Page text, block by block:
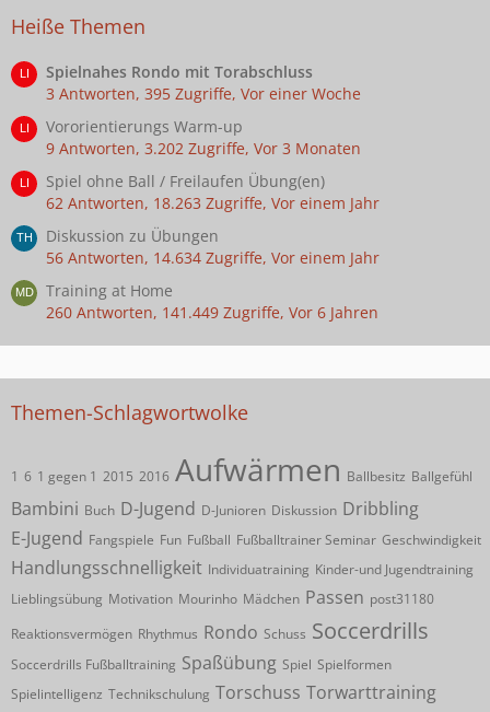
Heiße Themen
Spielnahes Rondo mit Torabschluss
3 Antworten, 395 Zugriffe, Vor einer Woche
Vororientierungs Warm-up
9 Antworten, 3.202 Zugriffe, Vor 3 Monaten
Spiel ohne Ball / Freilaufen Übung(en)
62 Antworten, 18.263 Zugriffe, Vor einem Jahr
Diskussion zu Übungen
56 Antworten, 14.634 Zugriffe, Vor einem Jahr
Training at Home
260 Antworten, 141.449 Zugriffe, Vor 6 Jahren
Themen-Schlagwortwolke
1 6 1 gegen 1 2015 2016 Aufwärmen Ballbesitz Ballgefühl
Bambini Buch D-Jugend D-Junioren Diskussion Dribbling
E-Jugend Fangspiele Fun Fußball Fußballtrainer Seminar Geschwindigkeit
Handlungsschnelligkeit Individuatraining Kinder-und Jugendtraining
Lieblingsübung Motivation Mourinho Mädchen Passen post31180
Reaktionsvermögen Rhythmus Rondo Schuss Soccerdrills
Soccerdrills Fußballtraining Spaßübung Spiel Spielformen
Spielintelligenz Technikschulung Torschuss Torwarttraining